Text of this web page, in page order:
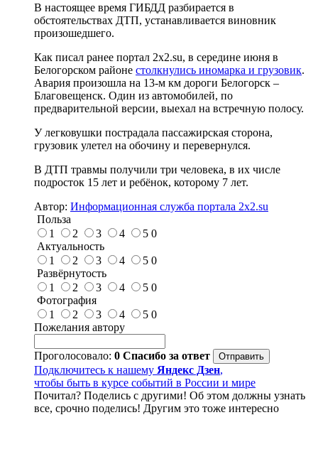
В настоящее время ГИБДД разбирается в
обстоятельствах ДТП, устанавливается виновник
произошедшего.
Как писал ранее портал 2х2.su, в середине июня в
Белогорском районе столкнулись иномарка и грузовик.
Авария произошла на 13-м км дороги Белогорск –
Благовещенск. Один из автомобилей, по
предварительной версии, выехал на встречную полосу.
У легковушки пострадала пассажирская сторона,
грузовик улетел на обочину и перевернулся.
В ДТП травмы получили три человека, в их числе
подросток 15 лет и ребёнок, которому 7 лет.
Автор: Информационная служба портала 2x2.su
Польза
1
2 3 4 5 0
Актуальность
1
2 3 4 5 0
Развёрнутость
1
2 3 4 5 0
Фотография
1
2 3 4 5 0
Пожелания автору
Проголосовало: 0 Спасибо за ответ
Подключитесь к нашему Яндекс Дзен,
чтобы быть в курсе событий в России и мире
Почитал? Поделись с другими! Об этом должны узнать
все, срочно поделись! Другим это тоже интересно